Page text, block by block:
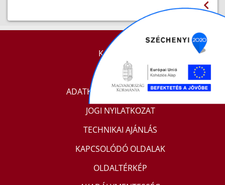
KAPCSOLAT
IMPRESSZUM
ADATKEZELÉSI TÁJÉKOZTATÓ
JOGI NYILATKOZAT
TECHNIKAI AJÁNLÁS
KAPCSOLÓDÓ OLDALAK
OLDALTÉRKÉP